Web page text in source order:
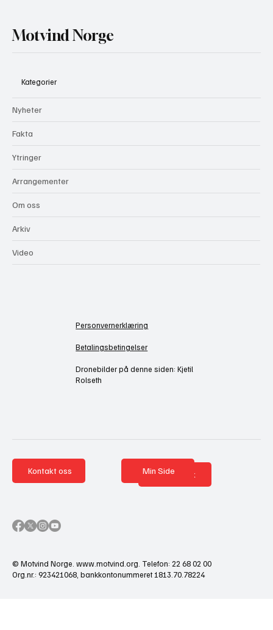
Motvind Norge
Kategorier
Nyheter
Fakta
Ytringer
Arrangementer
Om oss
Arkiv
Video
Personvernerklæring
Betalingsbetingelser
Dronebilder på denne siden: Kjetil
Rolseth
Kontakt oss Nettbutikk
Min Side
© Motvind Norge. www.motvind.org . Telefon: 22 68 02 00
Org.nr.: 923421068, bankkontonummeret 1813.70.78224